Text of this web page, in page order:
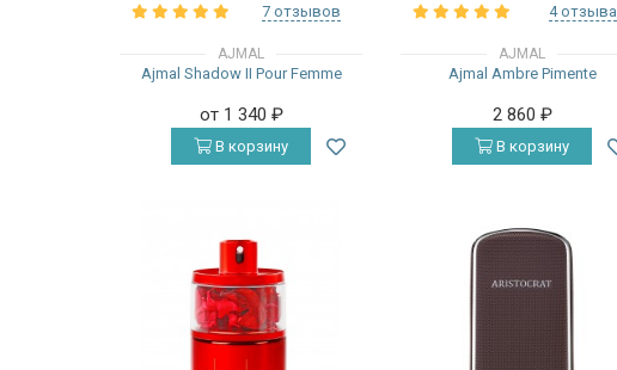
7 отзывов
AJMAL
Ajmal Shadow II Pour Femme
от 1 340 ₽
В корзину
4 отзыва
AJMAL
Ajmal Ambre Pimente
2 860 ₽
В корзину